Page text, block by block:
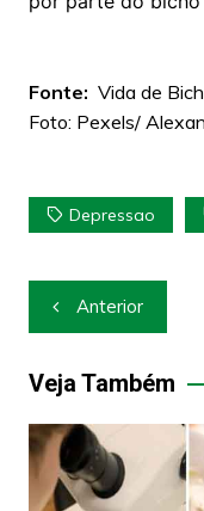
Fonte: Vida de
Foto: Pexels/
Depressao
Navegação
de
Post
Anterior
Veja Também